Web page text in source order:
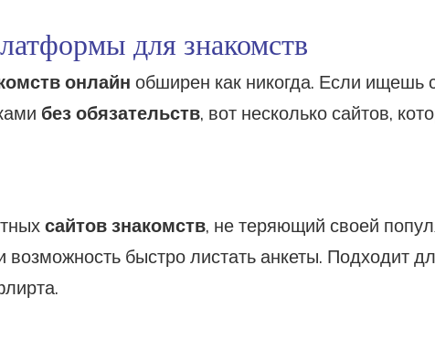
для знакомств
онлайн обширен как никогда. Если ищешь
без обязательств, вот несколько сайтов,
сайтов знакомств, не теряющий своей
быстро листать анкеты. Подходит